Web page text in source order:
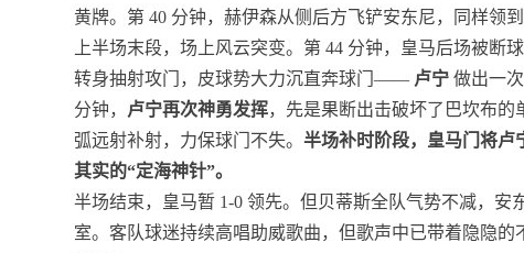
黄牌。第 40 分钟，赫伊森从侧后方飞铲安东尼，同样领到
上半场末段，场上风云突变。第 44 分钟，皇马后场被断
转身抽射攻门，皮球势大力沉直奔球门—— 卢宁 做出一
分钟，
卢宁再次神勇发挥，先是果断出击破坏了巴坎布
弧远射补射，力保球门不失。半场补时阶段，皇马门将卢
其实的“定海神针”。
半场结束，皇马暂 1-0 领先。但贝蒂斯全队气势不减，
室。客队球迷持续高唱助威歌曲，但歌声中已带着隐隐